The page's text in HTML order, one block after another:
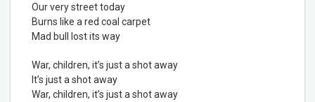
Our very street today
Burns like a red coal carpet
Mad bull lost its way
War, children, it’s just a shot away
It’s just a shot away
War, children, it’s just a shot away